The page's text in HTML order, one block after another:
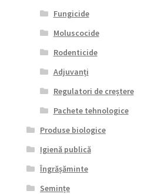
Fungicide
Moluscocide
Rodenticide
Adjuvanți
Regulatori de creștere
Pachete tehnologice
Produse biologice
Igienă publică
Îngrășăminte
Semințe